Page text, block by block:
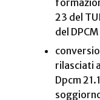
23 del
del
rilasciati
Dpcm